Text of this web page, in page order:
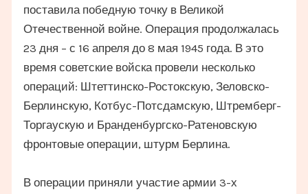
поставила победную точку в Великой
Отечественной войне. Операция продолжалась
23 дня – с 16 апреля до 8 мая 1945 года. В это
время советские войска провели несколько
операций: Штеттинско-Ростокскую, Зеловско-
Берлинскую, Котбус-Потсдамскую, Штремберг-
Торгаускую и Бранденбургско-Ратеновскую
фронтовые операции, штурм Берлина.
В операции приняли участие армии 3-х